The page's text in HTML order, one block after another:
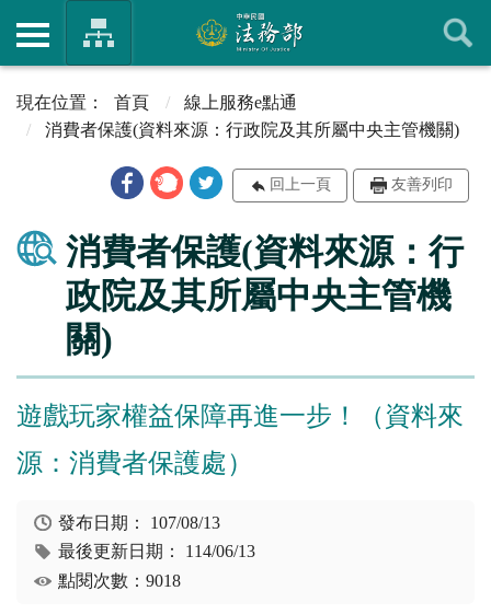
首頁
線上服務e點通
消費者保護(資料來源：行政院及其所屬中央主管機關)
回上一頁 友善列印
消費者保護(資料來源：行
政院及其所屬中央主管機
關)
遊戲玩家權益保障再進一步！（資料來
源：消費者保護處）
發布日期： 107/08/13
最後更新日期： 114/06/13
點閱次數：9018